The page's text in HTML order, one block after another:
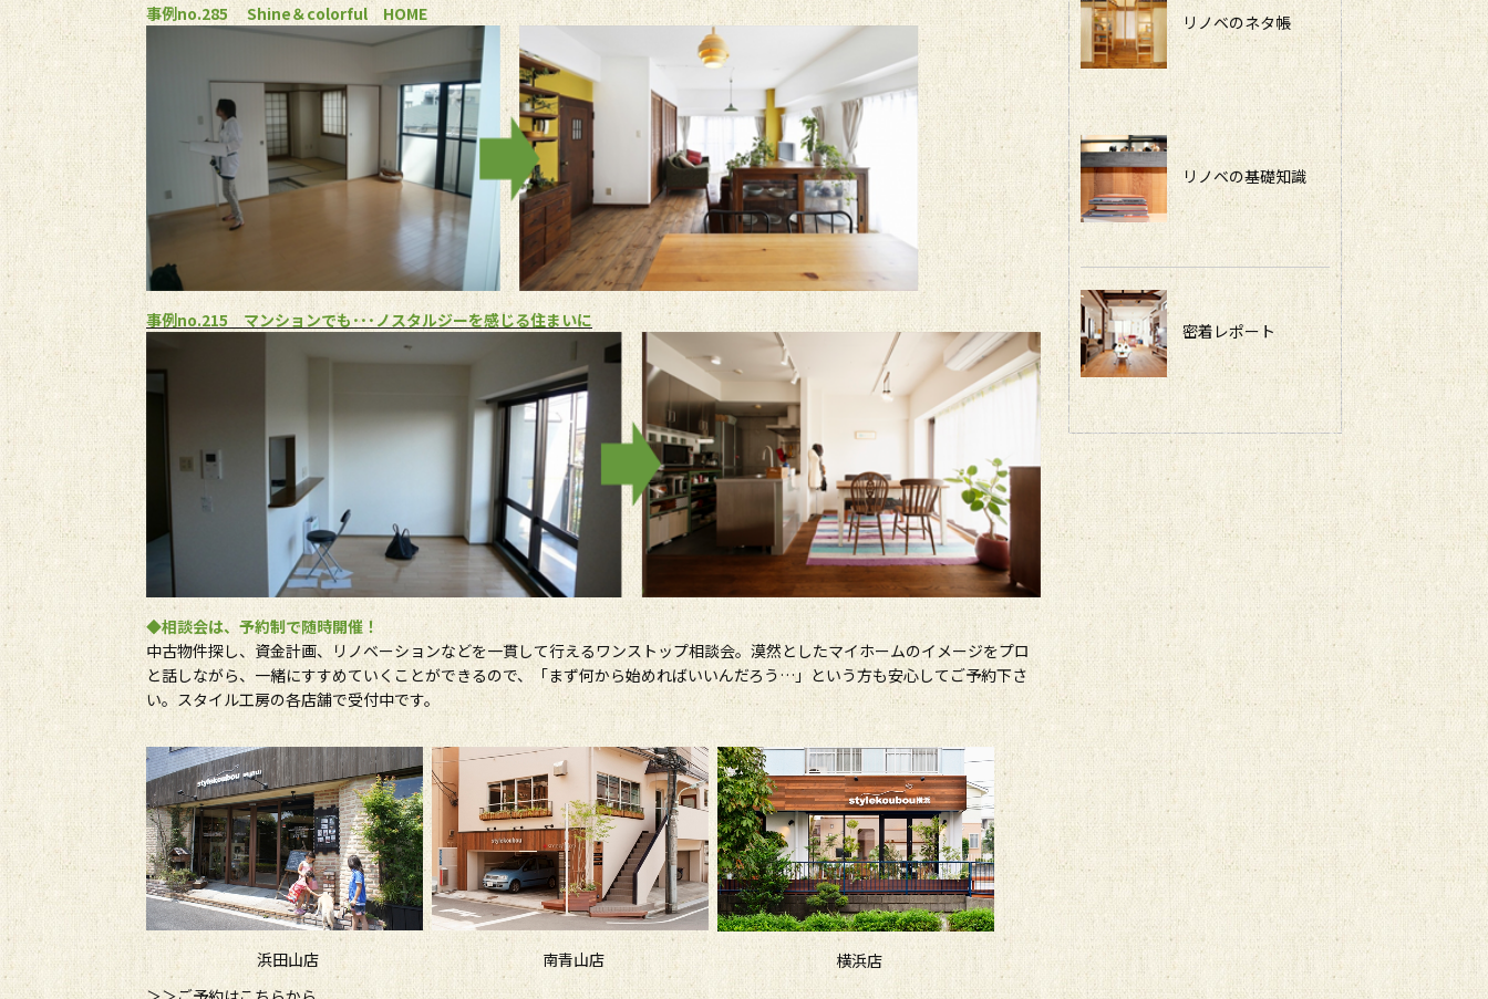
事例no.285 Shine＆colorful HOME​
事例no.215 マンションでも･･･ノスタルジーを感じる住まいに
◆相談会は、予約制で随時開催！
中古物件探し、資金計画、リノベーションなどを一貫して行えるワンストップ相談会。漠然としたマイホームのイメージをプロ
と話しながら、一緒にすすめていくことができるので、「まず何から始めればいいんだろう…」という方も安心してご予約下さ
い。スタイル工房の各店舗で受付中です。
浜田山店 南青山店
横浜店
リノベのネタ帳
リノベの基礎知識
密着レポート